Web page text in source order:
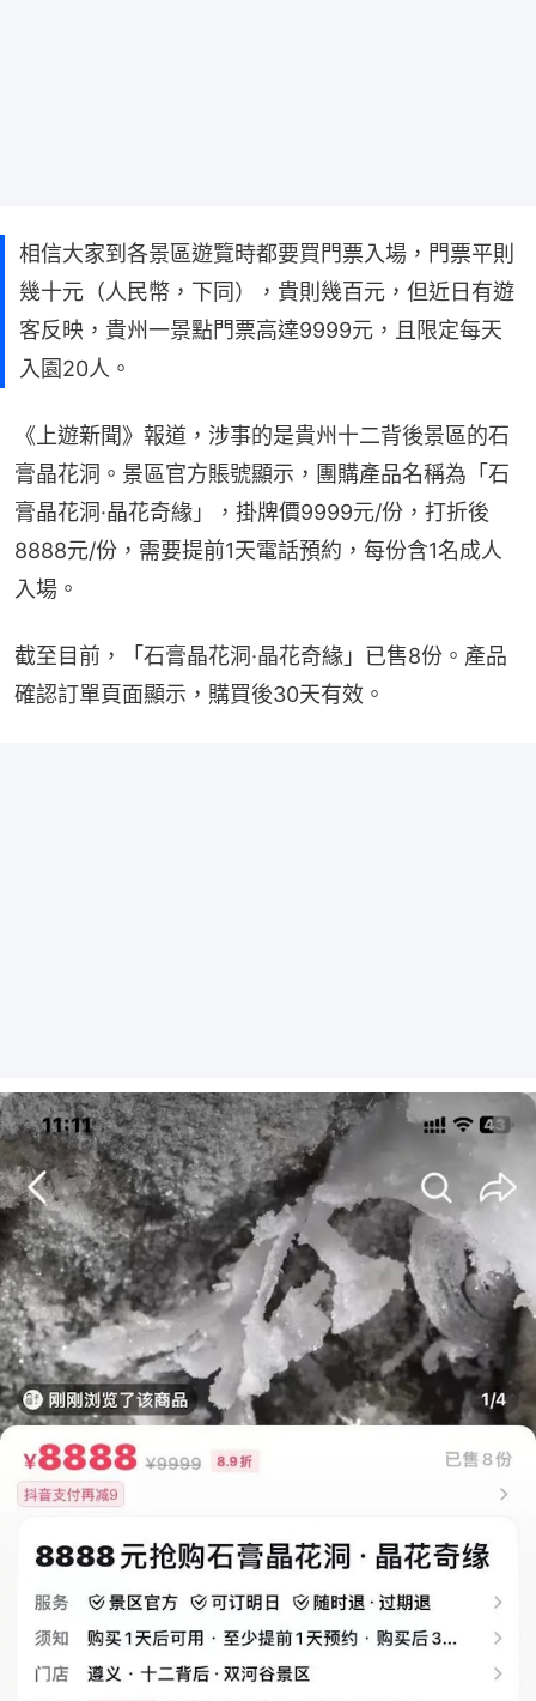
相信大家到各景區遊覽時都要買門票入場，門票平則
幾十元（人民幣，下同），貴則幾百元，但近日有遊
客反映，貴州一景點門票高達9999元，且限定每天
入園20人。
《上遊新聞》報道，涉事的是貴州十二背後景區的石
膏晶花洞。景區官方賬號顯示，團購產品名稱為「石
膏晶花洞·晶花奇緣」，掛牌價9999元/份，打折後
8888元/份，需要提前1天電話預約，每份含1名成人
入場。
截至目前，「石膏晶花洞·晶花奇緣」已售8份。產品
確認訂單頁面顯示，購買後30天有效。